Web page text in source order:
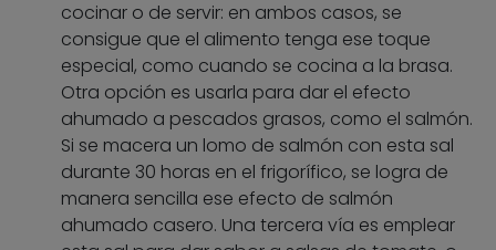
cocinar o de servir: en ambos casos, se
consigue que el alimento tenga ese toque
especial, como cuando se cocina a la brasa.
Otra opción es usarla para dar el efecto
ahumado a pescados grasos, como el salmón.
Si se macera un lomo de salmón con esta sal
durante 30 horas en el frigorífico, se logra de
manera sencilla ese efecto de salmón
ahumado casero. Una tercera vía es emplear